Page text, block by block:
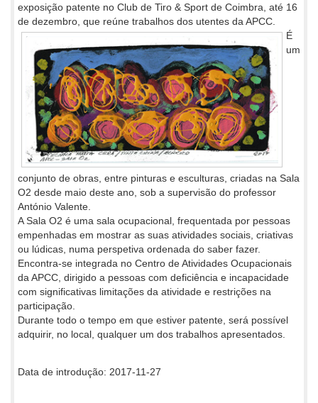
exposição patente no Club de Tiro & Sport de Coimbra, até 16
de dezembro, que reúne trabalhos dos utentes da APCC.
É
um
conjunto de obras, entre pinturas e esculturas, criadas na Sala
O2 desde maio deste ano, sob a supervisão do professor
António Valente.
A Sala O2 é uma sala ocupacional, frequentada por pessoas
empenhadas em mostrar as suas atividades sociais, criativas
ou lúdicas, numa perspetiva ordenada do saber fazer.
Encontra-se integrada no Centro de Atividades Ocupacionais
da APCC, dirigido a pessoas com deficiência e incapacidade
com significativas limitações da atividade e restrições na
participação.
Durante todo o tempo em que estiver patente, será possível
adquirir, no local, qualquer um dos trabalhos apresentados.
Data de introdução: 2017-11-27